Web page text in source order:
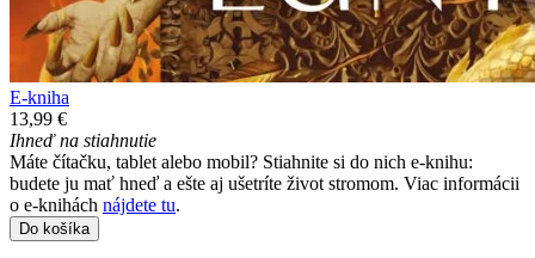
E-kniha
13,99 €
Ihneď na stiahnutie
Máte čítačku, tablet alebo mobil? Stiahnite si do nich e-knihu:
budete ju mať hneď a ešte aj ušetríte život stromom. Viac informácii
o e-knihách nájdete tu.
Do košíka